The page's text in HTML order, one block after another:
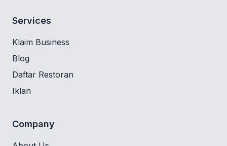
Services
Klaim Business
Blog
Daftar Restoran
Iklan
Company